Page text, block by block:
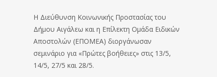
Η Διεύθυνση Κοινωνικής Προστασίας του
Δήμου Αιγάλεω και η Επίλεκτη Ομάδα Ειδικών
Αποστολών (ΕΠΟΜΕΑ) διοργάνωσαν
σεμινάριο για «Πρώτες βοήθειες» στις 13/5,
14/5, 27/5 και 28/5.